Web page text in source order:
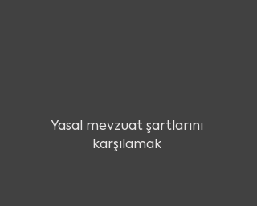
Yasal mevzuat şartlarını
karşılamak